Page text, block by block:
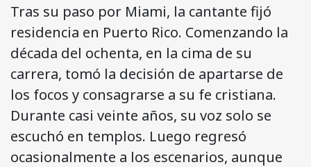
Tras su paso por Miami, la cantante fijó
residencia en Puerto Rico. Comenzando la
década del ochenta, en la cima de su
carrera, tomó la decisión de apartarse de
los focos y consagrarse a su fe cristiana.
Durante casi veinte años, su voz solo se
escuchó en templos. Luego regresó
ocasionalmente a los escenarios, aunque